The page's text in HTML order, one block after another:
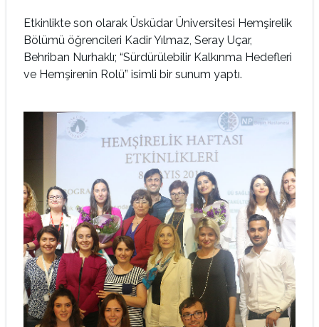
Etkinlikte son olarak Üsküdar Üniversitesi Hemşirelik
Bölümü öğrencileri Kadir Yılmaz, Seray Uçar,
Behriban Nurhaklı; “Sürdürülebilir Kalkınma Hedefleri
ve Hemşirenin Rolü” isimli bir sunum yaptı.